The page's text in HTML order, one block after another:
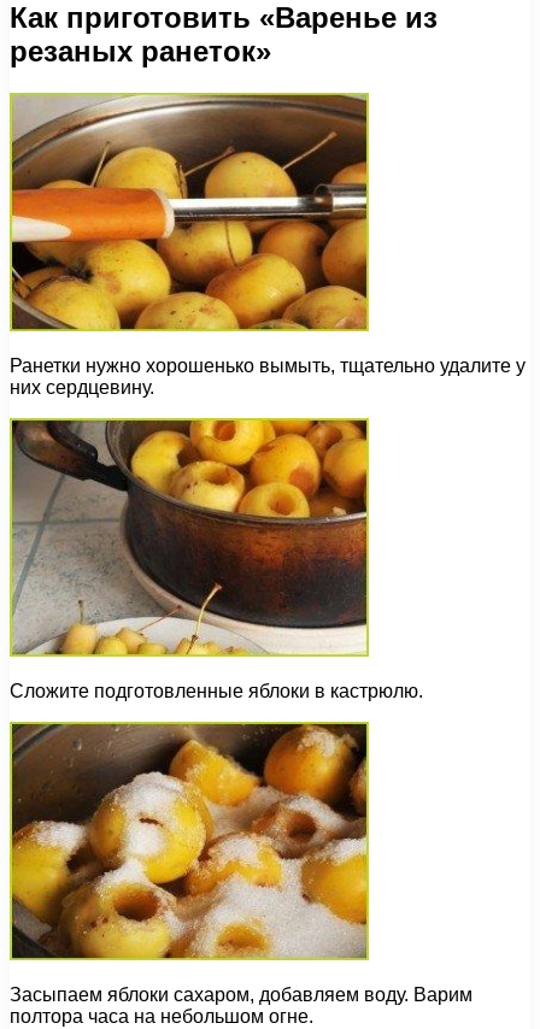
Как приготовить «Варенье из
резаных ранеток»
Ранетки нужно хорошенько вымыть, тщательно удалите у
них сердцевину.
Сложите подготовленные яблоки в кастрюлю.
Засыпаем яблоки сахаром, добавляем воду. Варим
полтора часа на небольшом огне.